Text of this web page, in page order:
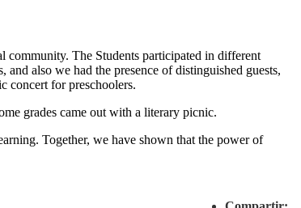
community. The Students participated in different
also we had the presence of distinguished guests,
concert for preschoolers.
grades came out with a literary picnic.
Together, we have shown that the power of